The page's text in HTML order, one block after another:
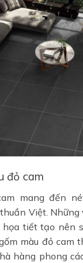
đỏ cam
mang đến
Việt. Những
tiết tạo nên
màu đỏ cam
hàng phong